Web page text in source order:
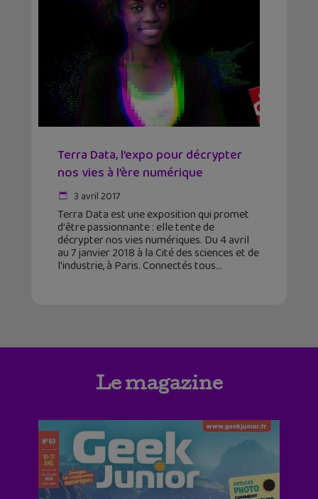
Terra Data, l’expo pour décrypter
nos vies à l’ère numérique
3 avril 2017
Terra Data est une exposition qui promet
d'être passionnante : elle tente de
décrypter nos vies numériques. Du 4 avril
au 7 janvier 2018 à la Cité des sciences et de
l'industrie, à Paris. Connectés tous
Le magazine